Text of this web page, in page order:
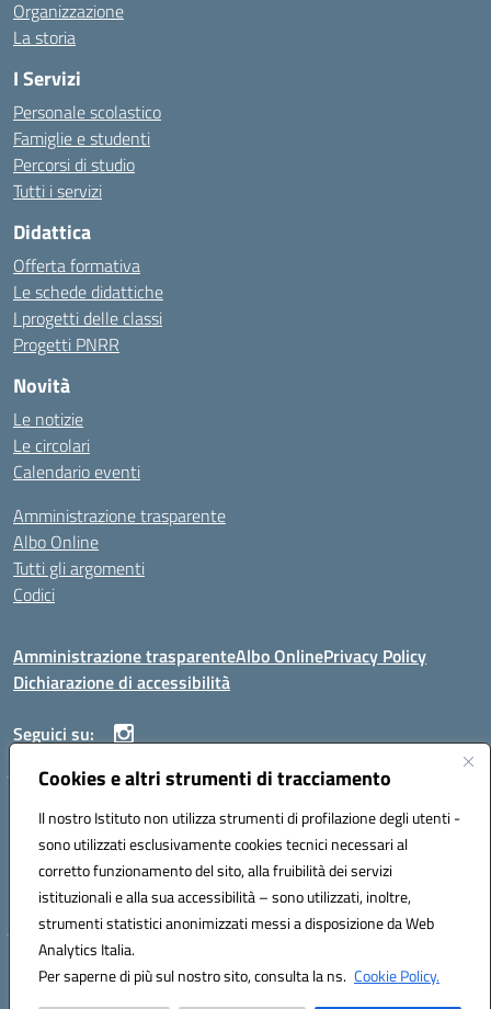
Cookies e altri strumenti di tracciamento
Il nostro Istituto non utilizza strumenti di profilazione degli utenti -
sono utilizzati esclusivamente cookies tecnici necessari al
corretto funzionamento del sito, alla fruibilità dei servizi
istituzionali e alla sua accessibilità – sono utilizzati, inoltre,
strumenti statistici anonimizzati messi a disposizione da Web
Analytics Italia.
Per saperne di più sul nostro sito, consulta la ns. Cookie Policy.
Organizzazione
La storia
I Servizi
Personale scolastico
Famiglie e studenti
Percorsi di studio
Tutti i servizi
Didattica
Offerta formativa
Le schede didattiche
I progetti delle classi
Progetti PNRR
Novità
Le notizie
Le circolari
Calendario eventi
Amministrazione trasparente
Albo Online
Tutti gli argomenti
Codici
Amministrazione trasparenteAlbo OnlinePrivacy Policy
Dichiarazione di accessibilità
Seguici su:
ISTITUTO ISTRUZIONE SUPERIORE ANGELO ROTH
Codice fiscale: 80004310902 Codice meccanografico: SSIS019006
Telefono: 079951627
Mail: SSIS019006@istruzione.it PEC: SSIS019006@pec.istruzione.it
Hosting & Powered by 3D Solution S.r.l.
Concept & Design by Designers Italia